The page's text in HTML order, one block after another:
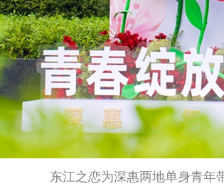
东江之恋为深惠两地单身青年